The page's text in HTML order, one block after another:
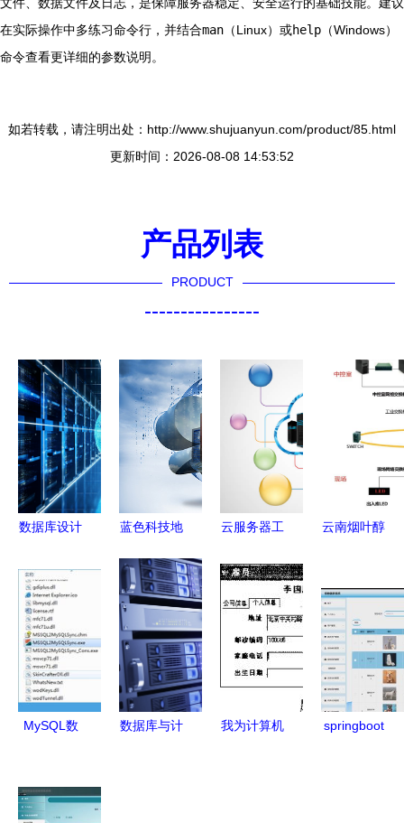
在实际操作中多练习命令行，并结合man （Linux）或help （Windows）
命令查看更详细的参数说明。
如若转载，请注明出处：http://www.shujuanyun.com/product/85.html
更新时间：2026-08-08 14:53:52
产品列表
PRODUCT
----------------
数据库设计
库及计算机
网络服务的
深度融合路
径
蓝色科技地
缝连接的数
据库及计算
机网络服务
体系
云服务器工
背景与关键
技能 数据
库与计算机
网络服务
云南烟叶醇
规划建设
数据库及计
算机网络服
务的关键支
撑
MySQL数
v2.2.1绿色
数据库与计
我为计算机
springboot